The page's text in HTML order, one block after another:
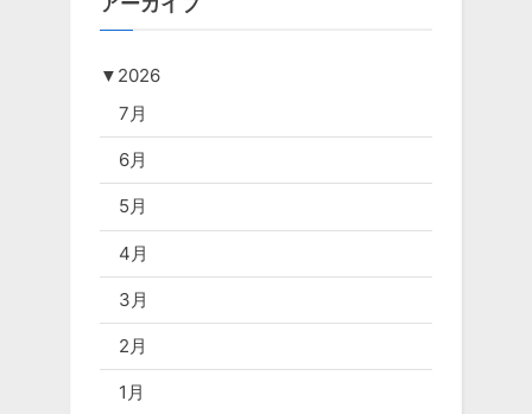
▼ 2026
7月
6月
5月
4月
3月
2月
1月